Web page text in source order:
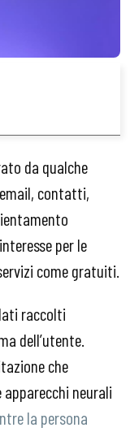
da qualche
contatti,
per le
come gratuiti.
raccolti
dell’utente.
che
neurali
la persona